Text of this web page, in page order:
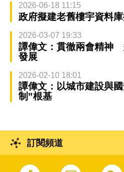
2026-06-18 11:15
政府擬建老舊樓宇資料
2026-03-07 19:33
譚偉文：貫徹兩會精神
發展
2026-02-10 18:01
譚偉文：以城市建設與
制”根基
訂閱頻道